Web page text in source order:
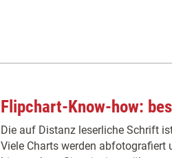
Flipchart-Know-how:
Die auf Distanz leserliche Schrift
Viele Charts werden